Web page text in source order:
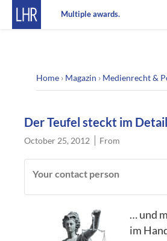
Multiple awards.
Home › Magazin › Medienrecht &
Der Teufel steckt im
October 25, 2012 From
Your contact person
… und
im